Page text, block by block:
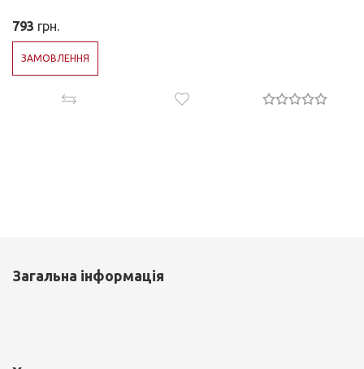
793 грн.
ЗАМОВЛЕННЯ
Загальна інформація